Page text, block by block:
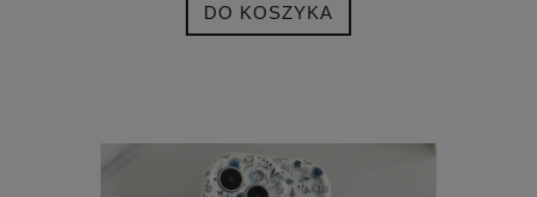
DO KOSZYKA